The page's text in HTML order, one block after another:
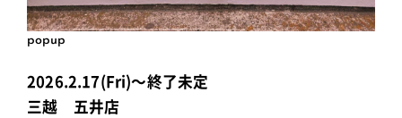
popup
2026.2.17(Fri)～終了未定
三越 五井店